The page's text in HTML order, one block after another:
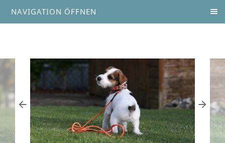
NAVIGATION ÖFFNEN